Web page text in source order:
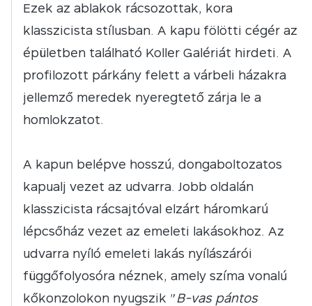
Ezek az ablakok rácsozottak, kora
klasszicista stílusban. A kapu fölötti cégér az
épületben található Koller Galériát hirdeti. A
profilozott párkány felett a várbeli házakra
jellemző meredek nyeregtető zárja le a
homlokzatot.
A kapun belépve hosszú, dongaboltozatos
kapualj vezet az udvarra. Jobb oldalán
klasszicista rácsajtóval elzárt háromkarú
lépcsőház vezet az emeleti lakásokhoz. Az
udvarra nyíló emeleti lakás nyílászárói
függőfolyosóra néznek, amely szíma vonalú
kőkonzolokon nyugszik ”B-vas pántos